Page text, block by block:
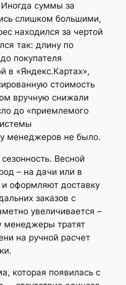
суммы за
слишком большими,
находился за чертой
так: длину по
покупателя
в «Яндекс.Картах»,
стоимость
вручную снижали
до «приемлемого
менеджеров не было.
Весной
– на дачи или в
оформляют доставку
заказов с
увеличивается –
менеджеры тратят
на ручной расчет
которая появилась с